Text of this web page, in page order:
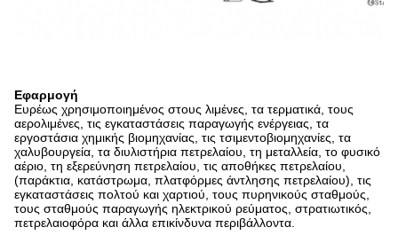
Εφαρμογή
Ευρέως χρησιμοποιημένος στους λιμένες, τα τερματικά, τους
αερολιμένες, τις εγκαταστάσεις παραγωγής ενέργειας, τα
εργοστάσια χημικής βιομηχανίας, τις τσιμεντοβιομηχανίες, τα
χαλυβουργεία, τα διυλιστήρια πετρελαίου, τη μεταλλεία, το φυσικό
αέριο, τη εξερεύνηση πετρελαίου, τις αποθήκες πετρελαίου,
(παράκτια, κατάστρωμα, πλατφόρμες άντλησης πετρελαίου), τις
εγκαταστάσεις πολτού και χαρτιού, τους πυρηνικούς σταθμούς,
τους σταθμούς παραγωγής ηλεκτρικού ρεύματος, στρατιωτικός,
πετρελαιοφόρα και άλλα επικίνδυνα περιβάλλοντα.